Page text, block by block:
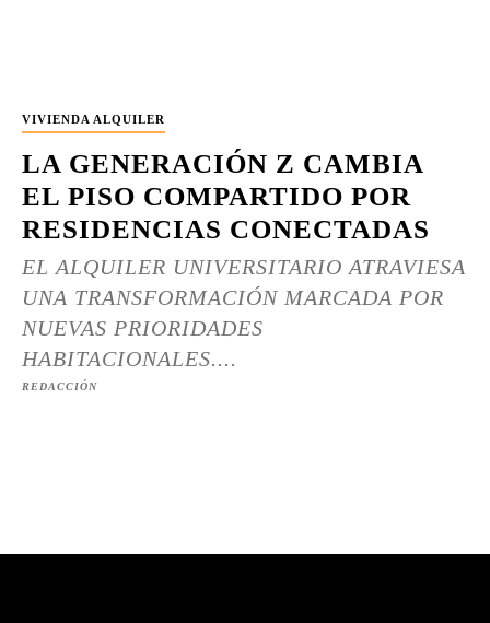
VIVIENDA ALQUILER
LA GENERACIÓN Z CAMBIA
EL PISO COMPARTIDO POR
RESIDENCIAS CONECTADAS
EL ALQUILER UNIVERSITARIO ATRAVIESA
UNA TRANSFORMACIÓN MARCADA POR
NUEVAS PRIORIDADES
HABITACIONALES....
REDACCIÓN